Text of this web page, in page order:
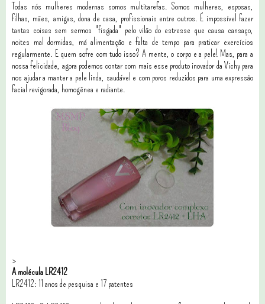
Todas nós mulheres modernas somos multitarefas. Somos mulheres, esposas,
filhas, mães, amigas, dona de casa, profissionais entre outros. É impossível fazer
tantas coisas sem sermos "fisgada" pelo vilão do estresse que causa cansaço,
noites mal dormidas, má alimentação e falta de tempo para praticar exercícios
regularmente. E quem sofre com tudo isso? A mente, o corpo e a pele! Mas, para a
nossa felicidade, agora podemos contar com mais esse produto inovador da Vichy para
nos ajudar a manter a pele linda, saudável e com poros reduzidos para uma expressão
facial revigorada, homogênea e radiante.
>
A molécula LR2412
LR2412: 11 anos de pesquisa e 17 patentes